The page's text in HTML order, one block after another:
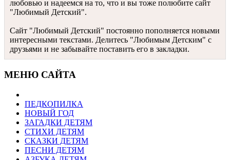
любовью и надеемся на то, что и вы тоже полюбите сайт
"Любимый Детский".
Сайт "Любимый Детский" постоянно пополняется новыми
интересными текстами. Делитесь "Любимым Детским" с
друзьями и не забывайте поставить его в закладки.
МЕНЮ САЙТА
ПЕДКОПИЛКА
НОВЫЙ ГОД
ЗАГАДКИ ДЕТЯМ
СТИХИ ДЕТЯМ
СКАЗКИ ДЕТЯМ
ПЕСНИ ДЕТЯМ